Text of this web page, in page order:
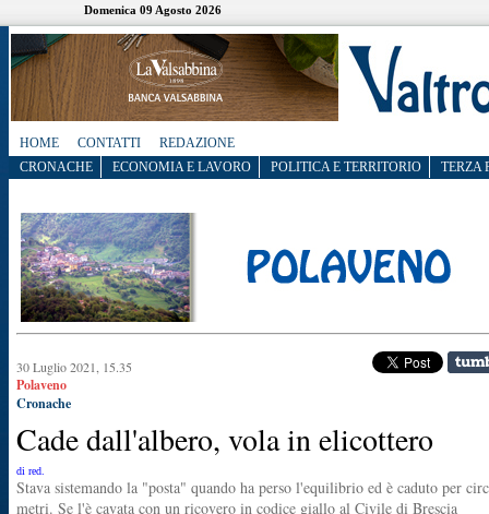
Domenica 09 Agosto 2026
HOME CONTATTI
REDAZIONE
CRONACHE
ECONOMIA E LAVORO POLITICA E TERRITORIO TERZA
30 Luglio 2021, 15.35
Polaveno
Cronache
Cade dall'albero, vola in elicottero
di red.
Stava sistemando la "posta" quando ha perso l'equilibrio ed è caduto per
metri. Se l'è cavata con un ricovero in codice giallo al Civile di Brescia